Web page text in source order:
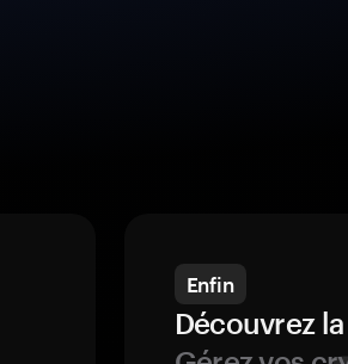
Enfin
Découvrez